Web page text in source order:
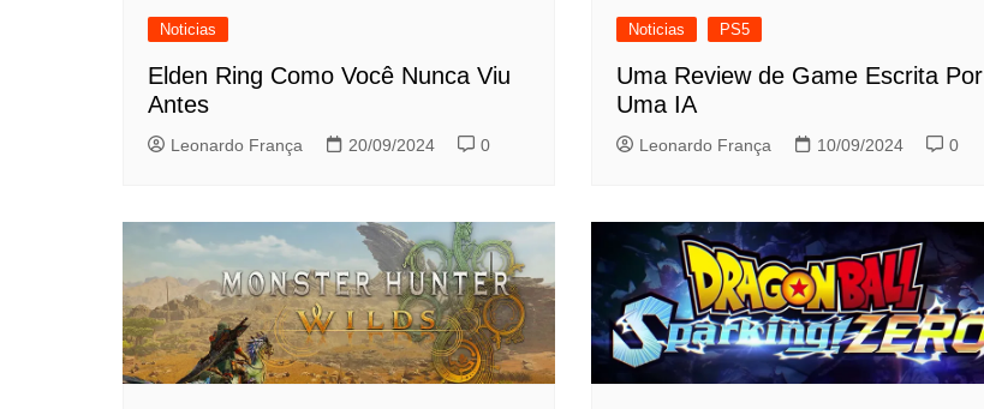
Noticias
Elden Ring Como Você Nunca Viu
Antes
Leonardo França 20/09/2024 0
Noticias PS5
Uma Review de Game Escrita Por
Uma IA
Leonardo França 10/09/2024 0